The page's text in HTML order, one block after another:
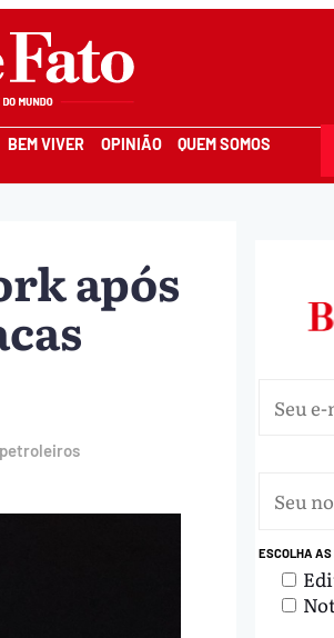
BEM VIVER OPINIÃO QUEM SOMOS
após
ESCOLHA